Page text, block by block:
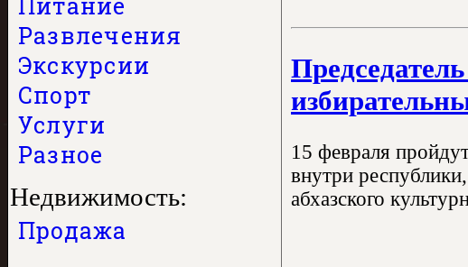
Развлечения
Экскурсии
Спорт
Услуги
Разное
Недвижимость:
Продажа
15 февраля
внутри
абхазского